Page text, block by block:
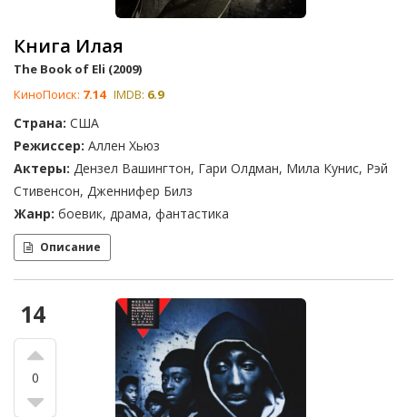
Книга Илая
The Book of Eli (2009)
КиноПоиск: 7.14 IMDB: 6.9
Страна: США
Режиссер: Аллен Хьюз
Актеры: Дензел Вашингтон, Гари Олдман, Мила Кунис, Рэй
Стивенсон, Дженнифер Билз
Жанр: боевик, драма, фантастика
Описание
14
0